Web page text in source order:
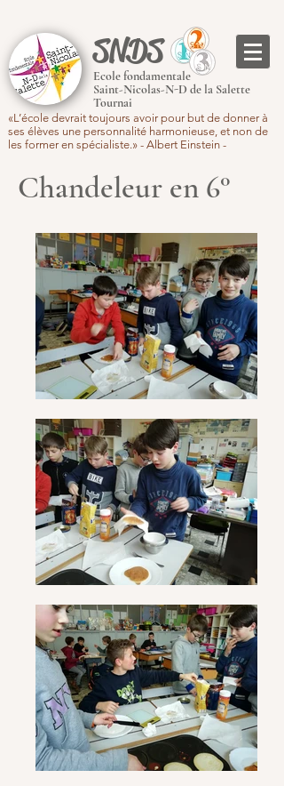
SNDS
Ecole fondamentale
Saint-Nicolas-N-D de la Salette
Tournai
«L’école devrait toujours avoir pour but de donner à
ses élèves une personnalité harmonieuse, et non de
les former en spécialiste.» - Albert Einstein -
Chandeleur en 6°